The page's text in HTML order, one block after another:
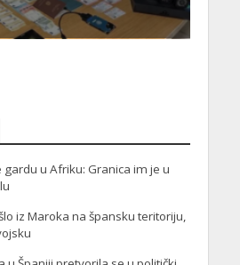
gardu u Afriku: Granica im je u
iz Maroka na špansku teritoriju,